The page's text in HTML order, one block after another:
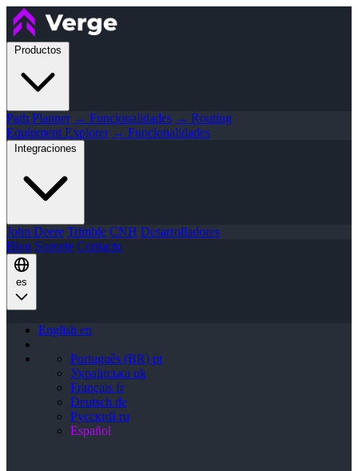
Productos
Path Planner → Funcionalidades → Routing
Equipment Explorer → Funcionalidades
Integraciones
John Deere Trimble CNH Desarrolladores
Blog Soporte Contacto
es
English en
Português (BR) pt
Українська uk
Français fr
Deutsch de
Русский ru
Español